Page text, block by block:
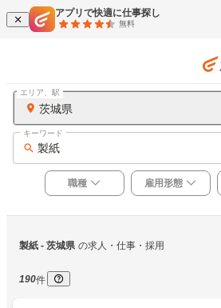
アプリで快適に仕事探し
無料
茨城県
エリア、駅
製紙
キーワード
職種 雇用形態
製紙 - 茨城県 の求人・仕事・採用
190件